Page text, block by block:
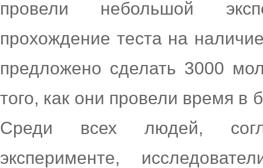
провели небольшой
прохождение теста на
предложено сделать 3000
того, как они провели время в
Среди всех людей,
эксперименте,